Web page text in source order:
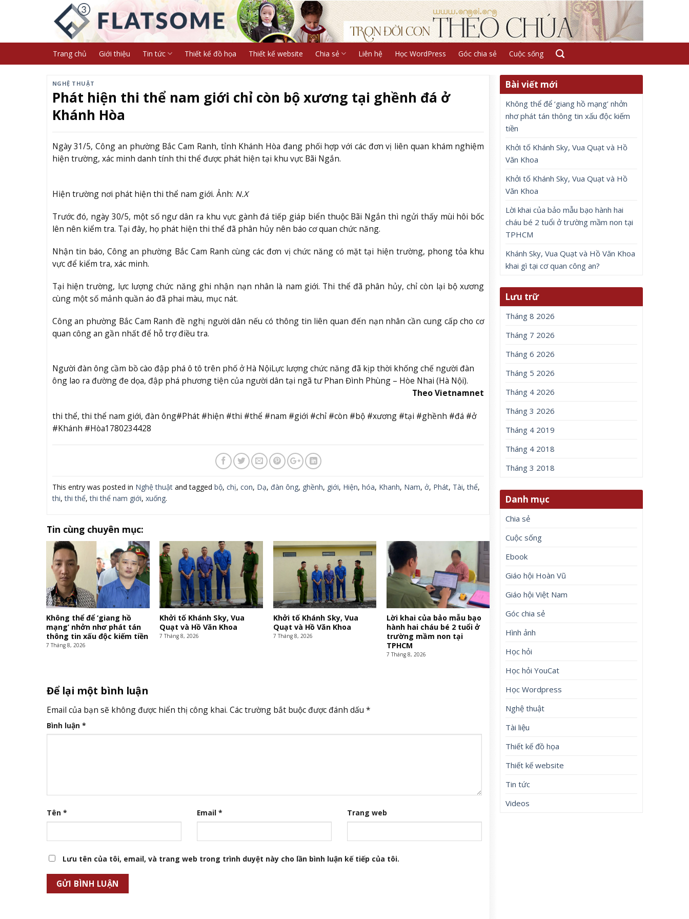
Trang chủ Giới thiệu Tin tức Thiết kế đồ họa Thiết kế website Chia sẻ Liên hệ Học WordPress Góc chia sẻ Cuộc sống
NGHỆ THUẬT
Phát hiện thi thể nam giới chỉ còn bộ xương tại ghềnh đá ở
Khánh Hòa
Ngày 31/5, Công an phường Bắc Cam Ranh, tỉnh Khánh Hòa đang phối hợp với các đơn vị liên quan khám nghiệm
hiện trường, xác minh danh tính thi thể được phát hiện tại khu vực Bãi Ngắn.
Hiện trường nơi phát hiện thi thể nam giới. Ảnh: N.X
Trước đó, ngày 30/5, một số ngư dân ra khu vực gành đá tiếp giáp biển thuộc Bãi Ngắn thì ngửi thấy mùi hôi bốc
lên nên kiểm tra. Tại đây, họ phát hiện thi thể đã phân hủy nên báo cơ quan chức năng.
Nhận tin báo, Công an phường Bắc Cam Ranh cùng các đơn vị chức năng có mặt tại hiện trường, phong tỏa khu
vực để kiểm tra, xác minh.
Tại hiện trường, lực lượng chức năng ghi nhận nạn nhân là nam giới. Thi thể đã phân hủy, chỉ còn lại bộ xương
cùng một số mảnh quần áo đã phai màu, mục nát.
Công an phường Bắc Cam Ranh đề nghị người dân nếu có thông tin liên quan đến nạn nhân cần cung cấp cho cơ
quan công an gần nhất để hỗ trợ điều tra.
Người đàn ông cầm bồ cào đập phá ô tô trên phố ở Hà NộiLực lượng chức năng đã kịp thời khống chế người đàn
ông lao ra đường đe dọa, đập phá phương tiện của người dân tại ngã tư Phan Đình Phùng – Hòe Nhai (Hà Nội).
Theo Vietnamnet
thi thể, thi thể nam giới, đàn ông#Phát #hiện #thi #thể #nam #giới #chỉ #còn #bộ #xương #tại #ghềnh #đá #ở
#Khánh #Hòa1780234428
This entry was posted in Nghệ thuậtand tagged bộ, chị, con, Dạ, đàn ông, ghềnh, giới, Hiện, hóa, Khanh, Nam, ở, Phát, Tài,thể,
thi,thi thể,thi thể nam giới, xuống.
Tin cùng chuyên mục:
Không thể để ‘giang hồ
mạng’ nhởn nhơ phát tán
thông tin xấu độc kiếm tiền
7 Tháng 8, 2026
Khởi tố Khánh Sky, Vua
Quạt và Hồ Văn Khoa
7 Tháng 8, 2026
Khởi tố Khánh Sky, Vua
Quạt và Hồ Văn Khoa
7 Tháng 8, 2026
Lời khai của bảo mẫu bạo
hành hai cháu bé 2 tuổi ở
trường mầm non tại
TPHCM
7 Tháng 8, 2026
Để lại một bình luận
Email của bạn sẽ không được hiển thị công khai. Các trường bắt buộc được đánh dấu *
Bình luận *
Tên * Email * Trang web
Lưu tên của tôi, email, và trang web trong trình duyệt này cho lần bình luận kế tiếp của tôi.
Bài viết mới
Không thể để ‘giang hồ mạng’ nhởn
nhơ phát tán thông tin xấu độc kiếm
tiền
Khởi tố Khánh Sky, Vua Quạt và Hồ
Văn Khoa
Khởi tố Khánh Sky, Vua Quạt và Hồ
Văn Khoa
Lời khai của bảo mẫu bạo hành hai
cháu bé 2 tuổi ở trường mầm non tại
TPHCM
Khánh Sky, Vua Quạt và Hồ Văn Khoa
khai gì tại cơ quan công an?
Lưu trữ
Tháng 8 2026
Tháng 7 2026
Tháng 6 2026
Tháng 5 2026
Tháng 4 2026
Tháng 3 2026
Tháng 4 2019
Tháng 4 2018
Tháng 3 2018
Danh mục
Chia sẻ
Cuộc sống
Ebook
Giáo hội Hoàn Vũ
Giáo hội Việt Nam
Góc chia sẻ
Hình ảnh
Học hỏi
Học hỏi YouCat
Học Wordpress
Nghệ thuật
Tài liệu
Thiết kế đồ họa
Thiết kế website
Tin tức
Videos